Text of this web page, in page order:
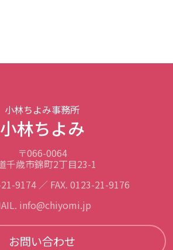
小林ちよみ事務所
小林ちよみ
〒066-0064
千歳市錦町2丁目23-1
9174 ／ FAX. 0123-21-9176
info@chiyomi.jp
お問い合わせ